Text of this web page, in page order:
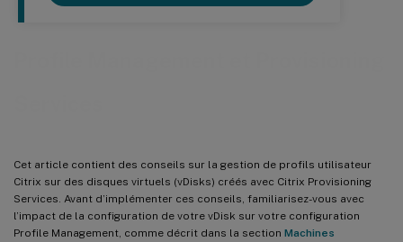
Cet article contient des conseils sur la gestion de profils utilisateur
Citrix sur des disques virtuels (vDisks) créés avec Citrix Provisioning
Services. Avant d’implémenter ces conseils, familiarisez-vous avec
l’impact de la configuration de votre vDisk sur votre configuration
Profile Management, comme décrit dans la section Machines